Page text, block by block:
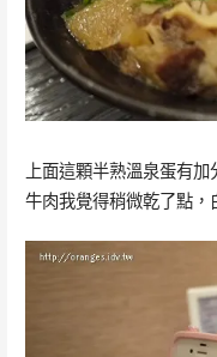
上面這顆半熟溫泉蛋有加
牛肉我覺得稍微乾了點，